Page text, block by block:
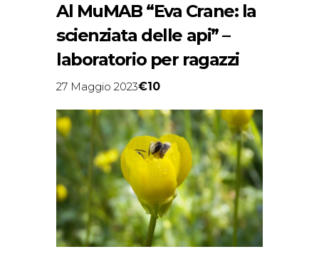
Al MuMAB “Eva Crane: la
scienziata delle api” –
laboratorio per ragazzi
27 Maggio 2023€10